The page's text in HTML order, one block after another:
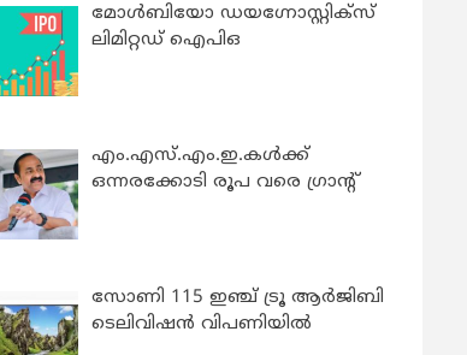
മോൾബിയോ ഡയഗ്നോസ്റ്റിക്സ്
ലിമിറ്റഡ് ഐപിഒ
എം.എസ്.എം.ഇ.കൾക്ക്
ഒന്നരക്കോടി രൂപ വരെ ഗ്രാന്റ്
സോണി 115 ഇഞ്ച് ട്രൂ ആർജിബി
ടെലിവിഷൻ വിപണിയിൽ